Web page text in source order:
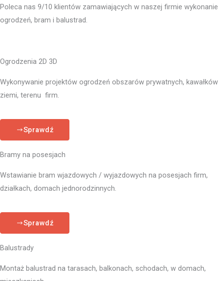
Poleca nas 9/10 klientów zamawiających w naszej firmie wykonanie
ogrodzeń, bram i balustrad.
Ogrodzenia 2D 3D
Wykonywanie projektów ogrodzeń obszarów prywatnych, kawałków
ziemi, terenu firm.
Sprawdź
Bramy na posesjach
Wstawianie bram wjazdowych / wyjazdowych na posesjach firm,
działkach, domach jednorodzinnych.
Sprawdź
Balustrady
Montaż balustrad na tarasach, balkonach, schodach, w domach,